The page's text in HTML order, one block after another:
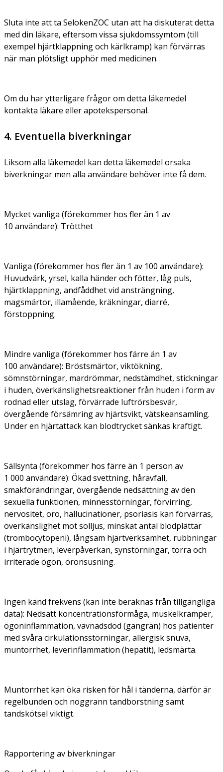
Sluta inte att ta SelokenZOC utan att ha diskuterat detta
med din läkare, eftersom vissa sjukdomssymtom (till
exempel hjärtklappning och kärlkramp) kan förvärras
när man plötsligt upphör med medicinen.
Om du har ytterligare frågor om detta läkemedel
kontakta läkare eller apotekspersonal.
4. Eventuella biverkningar
Liksom alla läkemedel kan detta läkemedel orsaka
biverkningar men alla användare behöver inte få dem.
Mycket vanliga (förekommer hos fler än 1 av
10 användare): Trötthet
Vanliga (förekommer hos fler än 1 av 100 användare):
Huvudvärk, yrsel, kalla händer och fötter, låg puls,
hjärtklappning, andfåddhet vid ansträngning,
magsmärtor, illamående, kräkningar, diarré,
förstoppning.
Mindre vanliga (förekommer hos färre än 1 av
100 användare): Bröstsmärtor, viktökning,
sömnstörningar, mardrömmar, nedstämdhet, stickningar
i huden, överkänslighetsreaktioner från huden i form av
rodnad eller utslag, förvärrade luftrörsbesvär,
övergående försämring av hjärtsvikt, vätskeansamling.
Under en hjärtattack kan blodtrycket sänkas kraftigt.
Sällsynta (förekommer hos färre än 1 person av
1 000 användare): Ökad svettning, håravfall,
smakförändringar, övergående nedsättning av den
sexuella funktionen, minnesstörningar, förvirring,
nervositet, oro, hallucinationer, psoriasis kan förvärras,
överkänslighet mot solljus, minskat antal blodplättar
(trombocytopeni), långsam hjärtverksamhet, rubbningar
i hjärtrytmen, leverpåverkan, synstörningar, torra och
irriterade ögon, öronsusning.
Ingen känd frekvens (kan inte beräknas från tillgängliga
data): Nedsatt koncentrationsförmåga, muskelkramper,
ögoninflammation, vävnadsdöd (gangrän) hos patienter
med svåra cirkulationsstörningar, allergisk snuva,
muntorrhet, leverinflammation (hepatit), ledsmärta.
Muntorrhet kan öka risken för hål i tänderna, därför är
regelbunden och noggrann tandborstning samt
tandskötsel viktigt.
Rapportering av biverkningar